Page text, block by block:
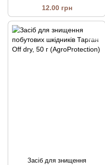
12.00 грн
Засіб для знищення